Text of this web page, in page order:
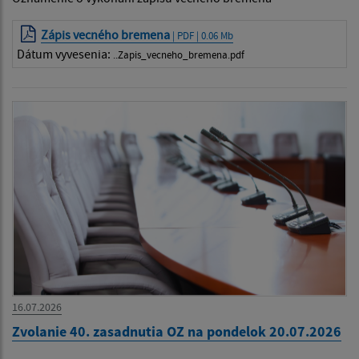
Zápis vecného bremena | PDF | 0.06 Mb
Dátum vyvesenia: ..Zapis_vecneho_bremena.pdf
16.07.2026
Zvolanie 40. zasadnutia OZ na pondelok 20.07.2026